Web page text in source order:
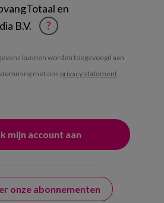
en
B.V.
?
kunnen worden toegevoegd aan
met ons privacy statement.
onze abonnementen